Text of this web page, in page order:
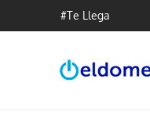
#Te Llega